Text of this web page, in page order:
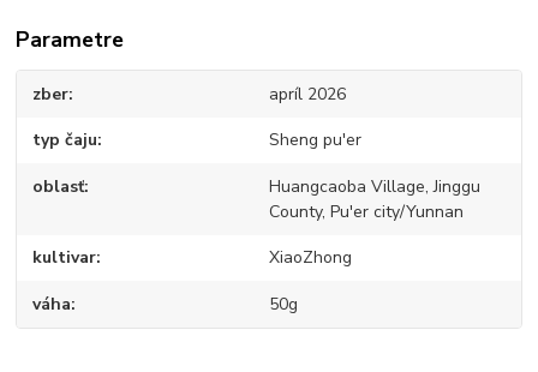
Parametre
zber apríl 2026
typ čaju Sheng pu'er
oblasť
Huangcaoba Village, Jinggu
County, Pu'er city/Yunnan
kultivar XiaoZhong
váha 50g